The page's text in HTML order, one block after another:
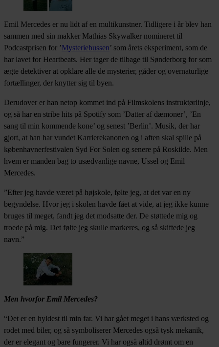
Emil Mercedes er nu lidt af en multikunstner. Tidligere i år blev han
sammen med sin makker Mathias Skywalker nomineret til
Podcastprisen for ’Mysteriebussen’ som årets eksperiment, som de
har lavet for Heartbeats. Her tager de tilbage til Sønderborg for som
ægte detektiver at opklare alle de mysterier, gåder og overnaturlige
fortællinger, der knytter sig til byen.
Derudover er han netop kommet ind på Filmskolens instruktørlinje,
og så har en stribe hits på Spotify som ’Datter af dæmoner’, ’En
sang til min kommende kone’ og senest ’Berlin’. Musik, der har
gjort, at han har vundet Karrierekanonen og i aften skal spille på
københavnerfestivalen Syd For Solen og senere på Roskilde. Men
hvem er manden bag to usædvanlige navne, Ussel og Emil
Mercedes.
”Efter jeg havde været på højskole, følte jeg, at det var en ny
begyndelse. Hvor jeg i skolen havde fået at vide, at jeg ikke kunne
bruges til meget, fandt jeg det modsatte der. De støttede mig og
troede på mig. Det følte jeg skulle markeres, og så skiftede jeg
navn.”
Men hvorfor Emil Mercedes?
“Det er en hyldest til min far. Vi har gået meget i hans værksted og
rodet med biler, og så symboliserer Mercedes også tysk mekanik,
der er elegant og bare fungerer. Vi har også altid drømt om en